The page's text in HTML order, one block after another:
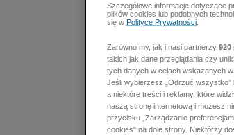
Szczegółowe informacje dotyczące
plików cookies lub podobnych
się w Polityce Prywatności
Zarówno my, jak i nasi partnerzy 920
takich jak dane przeglądania czy
tych danych w celach wskazanych
Jeśli wybierzesz „Odrzuć
a niektóre treści i reklamy, które
naszą stronę internetową i możesz
przycisku „Zarządzanie
cookies" na dole strony. Niektórzy